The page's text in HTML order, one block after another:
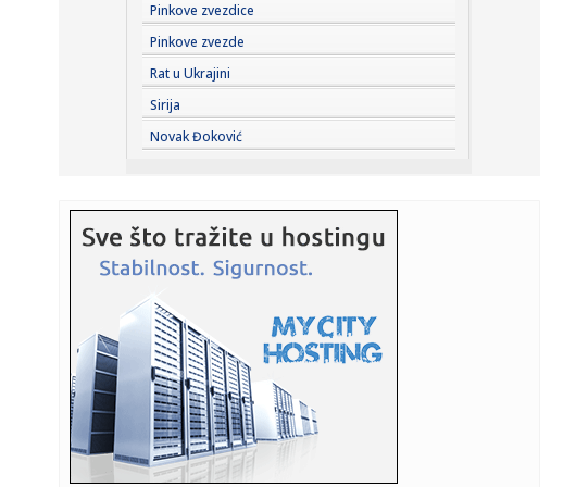
23:41:Marinović nakon pobjede: Zaslužili smo još koji gol, ali
svaka...
23:41:Može li ljetna avantura ipak nekako prerasti u ozbiljnu
vezu?
23:38:Partizan demolirao Tobol, Ilić konačno zadovoljan: Na
momente j...
23:35: Otkriveni detalji pucnjave na američki konzulat; Iza svega
stoji...
23:34:
Benfika si...
23:33:Težak udes žene iz BiH: Bmw-om se „zakucala“ u zid, na
nju ...
23:33:Kratak predah od vrućina: Pljuskovi noćas stižu u region,
osvj...
23:33:Osuđen provalnik iz BiH, branio se da je krao za liječenje
Pinkove zvezdice
Pinkove zvezde
Rat u Ukrajini
Sirija
Novak Đoković